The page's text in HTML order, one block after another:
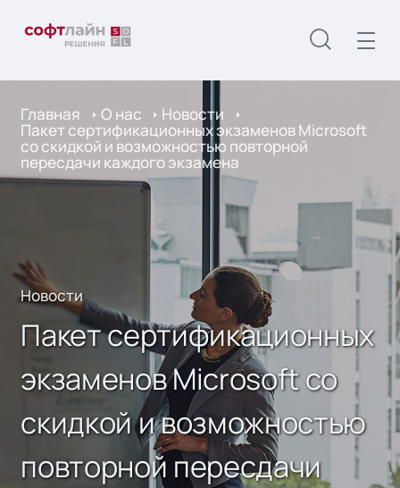
Главная О нас Новости
Пакет сертификационных экзаменов Microsoft
со скидкой и возможностью повторной
пересдачи каждого экзамена
Новости
Пакет сертификационных
экзаменов Microsoft со
скидкой и возможностью
повторной пересдачи